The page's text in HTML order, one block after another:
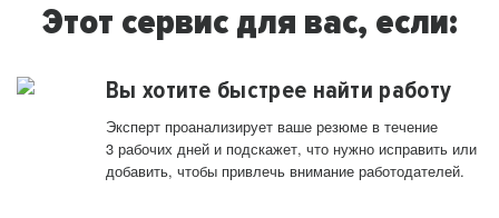
Этот сервис для вас, если:
Вы хотите быстрее найти работу
Эксперт проанализирует ваше резюме в течение
3 рабочих дней и подскажет, что нужно исправить или
добавить, чтобы привлечь внимание работодателей.